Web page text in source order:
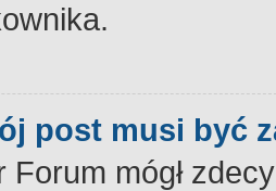
post musi być
Forum mógł